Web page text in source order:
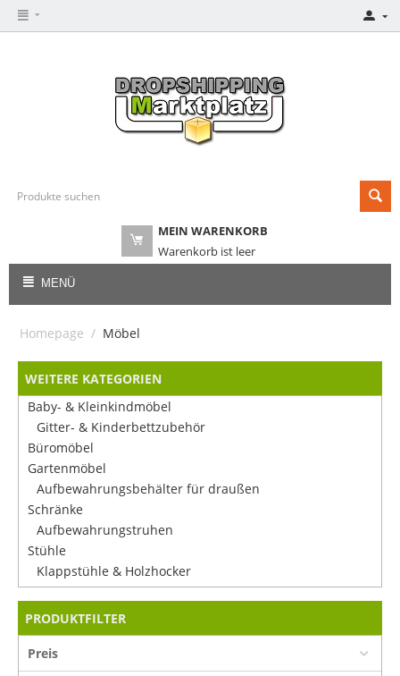
MEIN WARENKORB
Warenkorb ist leer
MENÜ
Homepage / Möbel
WEITERE KATEGORIEN
Baby- & Kleinkindmöbel
Gitter- & Kinderbettzubehör
Büromöbel
Gartenmöbel
Aufbewahrungsbehälter für draußen
Schränke
Aufbewahrungstruhen
Stühle
Klappstühle & Holzhocker
PRODUKTFILTER
Preis